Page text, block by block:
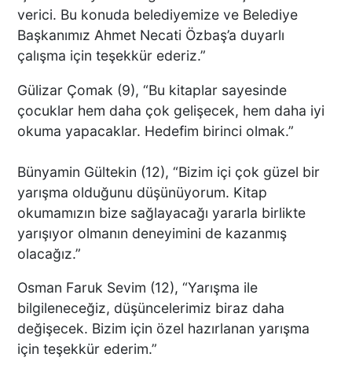
OLDU"
Acısı 10 Yıldır Dinmeyen
Anne: "Kızımı 'Barışacağız'
Diyerek Evden Götürdü"
DENİZLİ’DEN ALMANYA’YA
INTERPACK ÇIKARMASI DTO
ÜYESİ 38 FİRMA, FUARDA
YENİ TEKNOLOJİLERLE
DTO’DAN SU VE ENERJİ
VERİMLİLİĞİ EĞİTİMLERİ
DENİZLİ SANAYİSİNDE
verici. Bu konuda belediyemize ve Belediye
Başkanımız Ahmet Necati Özbaş’a duyarlı
çalışma için teşekkür ederiz.”
Gülizar Çomak (9), “Bu kitaplar sayesinde
çocuklar hem daha çok gelişecek, hem daha iyi
okuma yapacaklar. Hedefim birinci olmak.”
Bünyamin Gültekin (12), “Bizim içi çok güzel bir
yarışma olduğunu düşünüyorum. Kitap
okumamızın bize sağlayacağı yararla birlikte
yarışıyor olmanın deneyimini de kazanmış
olacağız.”
Osman Faruk Sevim (12), “Yarışma ile
bilgileneceğiz, düşüncelerimiz biraz daha
değişecek. Bizim için özel hazırlanan yarışma
için teşekkür ederim.”